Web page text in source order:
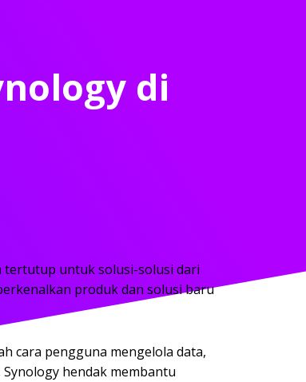
di
tertutup untuk solusi-solusi dari
produk dan solusi baru
cara pengguna mengelola data,
hendak membantu